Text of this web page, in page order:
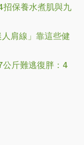
保養水煮肌與九
肩線」靠這些健
斤難逃復胖：4